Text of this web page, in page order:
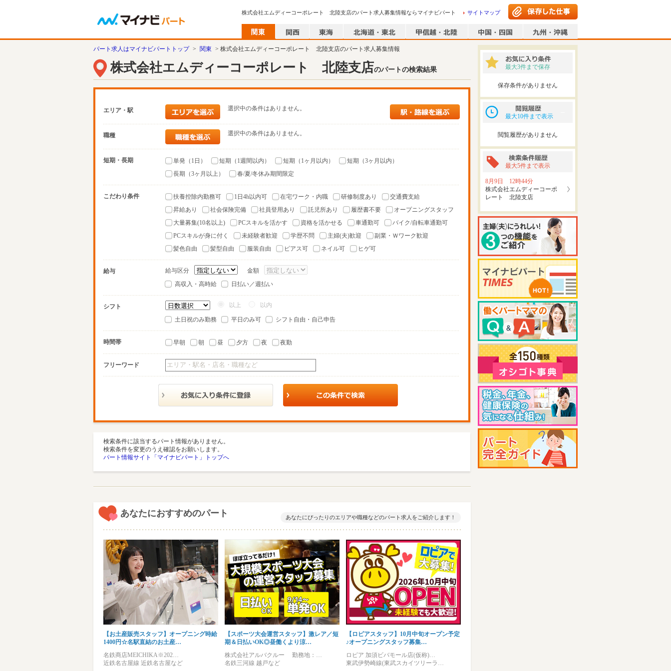
株式会社エムディーコーポレート 北陸支店のパート求人募集情報ならマイナビパート サイトマップ
パート求人はマイナビパートトップ > 関東 > 株式会社エムディーコーポレート 北陸支店のパート求人募集情報
株式会社エムディーコーポレート 北陸支店のパートの検索結果
エリア・駅 選択中の条件はありません。
職種 選択中の条件はありません。
短期・長期 単発（1日） 短期（1週間以内） 短期（1ヶ月以内）
短期（3ヶ月以内）
長期（3ヶ月以上）
春/夏/冬休み期間限定
こだわり条件 扶養控除内勤務可 1日4h以内可 在宅ワーク・内職 研修制度あり
交通費支給
昇給あり
社会保険完備 社員登用あり 託児所あり 履歴書不要
オープニングスタッフ
大量募集(10名以上)
PCスキルを活かす 資格を活かせる 車通勤可
バイク/自転車通勤可
PCスキルが身に付く
未経験者歓迎 学歴不問 主婦(夫)歓迎
副業・Ｗワーク歓迎
髪色自由
髪型自由 服装自由 ピアス可 ネイル可 ヒゲ可
給与 給与区分
金額
高収入・高時給
日払い／週払い
シフト 以上 以内
土日祝のみ勤務 平日のみ可 シフト自由・自己申告
時間帯 早朝 朝 昼 夕方 夜 夜勤
フリーワード
検索条件に該当するパート情報がありません。
検索条件を変更のうえ確認をお願いします。
パート情報サイト「マイナビパート」トップへ
あなたにおすすめのパート あなたにぴったりのエリアや職種などのパート求人をご紹介します！
【お土産販売スタッフ】オープニング時給
1400円☆名駅直結のお土産…
名鉄商店MEICHIKA※202…
近鉄名古屋線 近鉄名古屋など
【スポーツ大会運営スタッフ】激レア／短
期＆日払いOK◎昼働くより涼…
株式会社アルバクルー 勤務地：…
名鉄三河線 越戸など
【ロピアスタッフ】10月中旬オープン予定
♪オープニングスタッフ募集…
ロピア 加須ビバモール店(仮称)…
東武伊勢崎線(東武スカイツリーラ…
最大3件まで保存
保存条件がありません
最大10件まで表示
閲覧履歴がありません
最大5件まで表示
8月9日 12時44分
株式会社エムディーコーポ
レート 北陸支店